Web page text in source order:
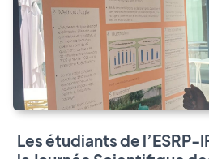
Les étudiants de